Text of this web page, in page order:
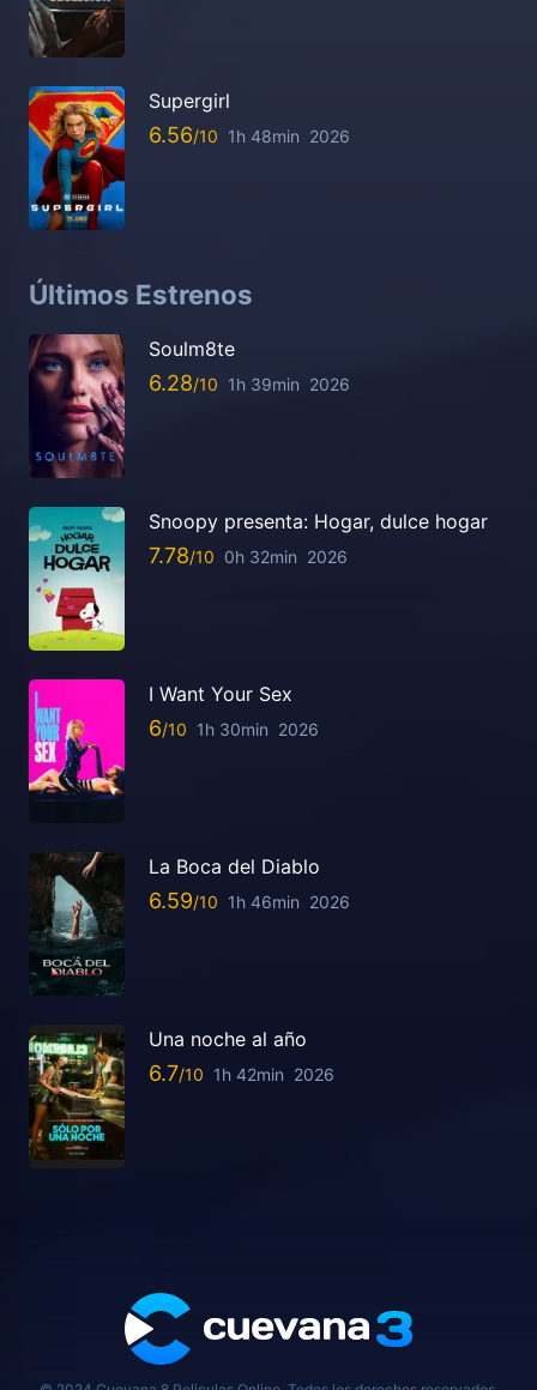
Supergirl
6.56 1h 48min 2026
Últimos Estrenos
Soulm8te
6.28 1h 39min 2026
Snoopy presenta: Hogar, dulce hogar
7.78 0h 32min 2026
I Want Your Sex
6 1h 30min 2026
La Boca del Diablo
6.59 1h 46min 2026
Una noche al año
6.7 1h 42min 2026